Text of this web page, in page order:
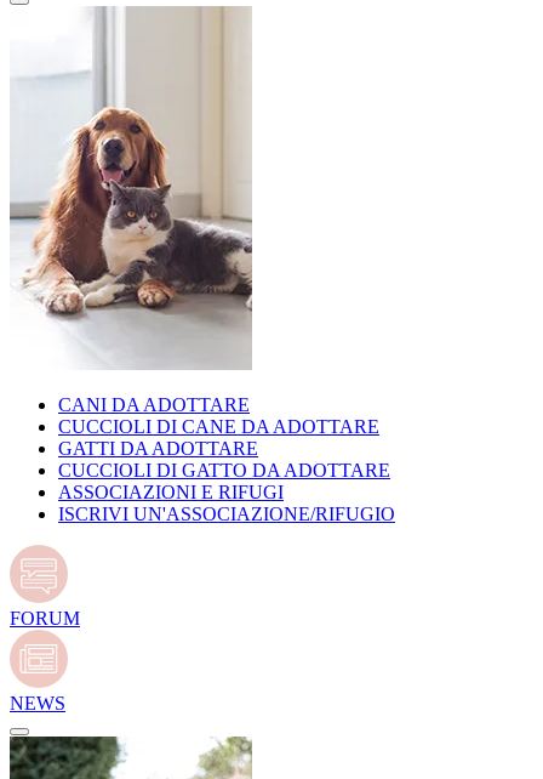
CANI DA ADOTTARE
CUCCIOLI DI CANE DA ADOTTARE
GATTI DA ADOTTARE
CUCCIOLI DI GATTO DA ADOTTARE
ASSOCIAZIONI E RIFUGI
ISCRIVI UN'ASSOCIAZIONE/RIFUGIO
FORUM
NEWS